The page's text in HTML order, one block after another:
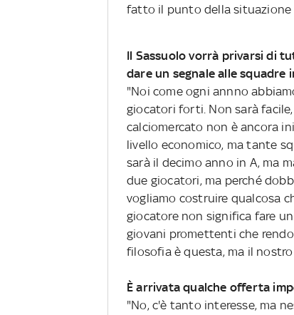
fatto il punto della situazione
Il Sassuolo vorrà privarsi di
dare un segnale alle squadre
"Noi come ogni annno
giocatori forti. Non sarà
calciomercato non è ancora
livello economico, ma tante
sarà il decimo anno in A, ma
due giocatori, ma perché
vogliamo costruire qualcosa
giocatore non significa fare
giovani promettenti che
filosofia è questa, ma il
È arrivata qualche offerta
"No, c'è tanto interesse, ma